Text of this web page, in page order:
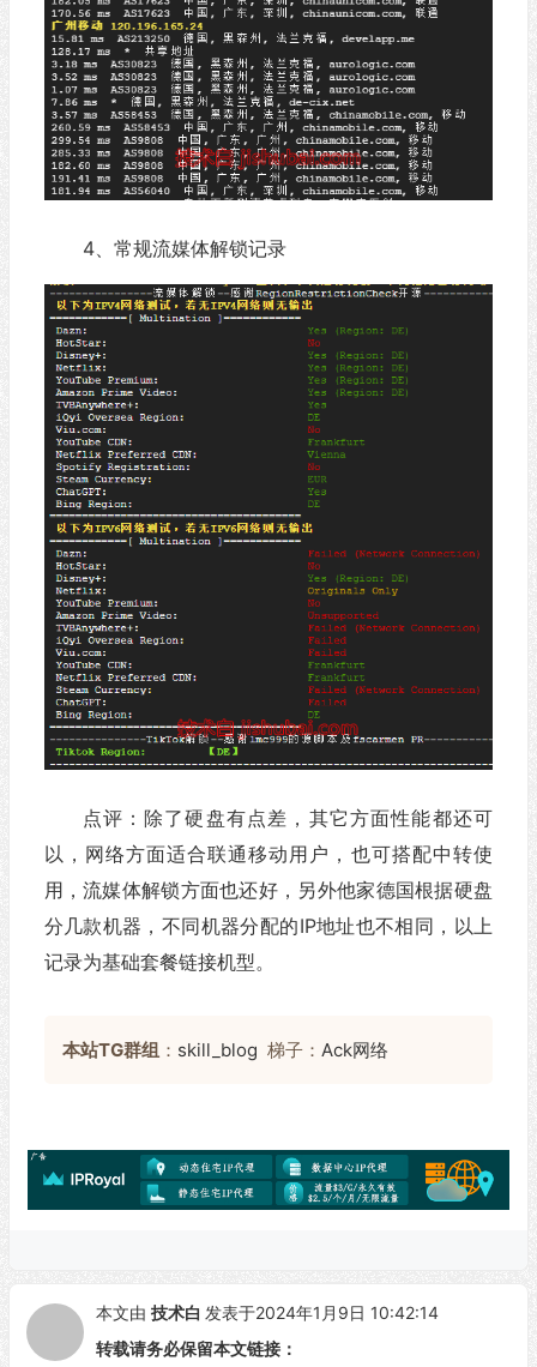
4、常规流媒体解锁记录
点评：除了硬盘有点差，其它方面性能都还可
以，网络方面适合联通移动用户，也可搭配中转使
用，流媒体解锁方面也还好，另外他家德国根据硬盘
分几款机器，不同机器分配的IP地址也不相同，以上
记录为基础套餐链接机型。
本站TG群组： skill_blog 梯子： Ack网络
本文由 技术白 发表于2024年1月9日 10:42:14
转载请务必保留本文链接：